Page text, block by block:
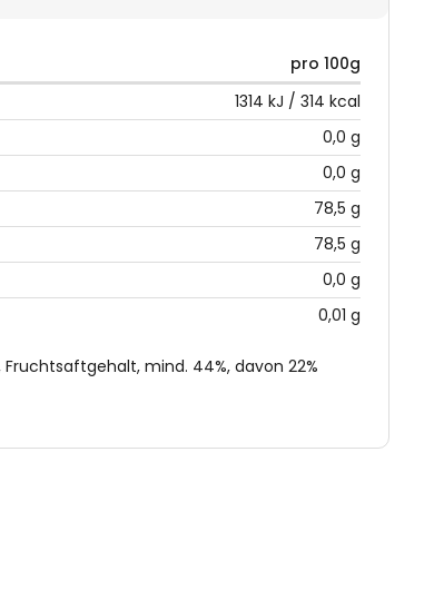
pro 100g
1314 kJ / 314 kcal
0,0 g
0,0 g
78,5 g
78,5 g
0,0 g
0,01 g
mind. 44%, davon 22%